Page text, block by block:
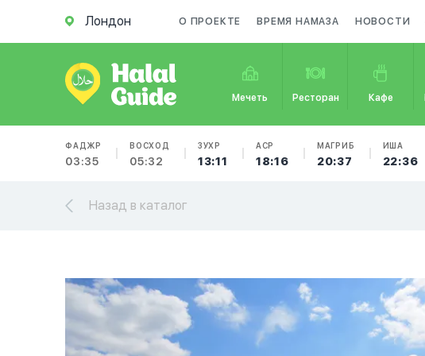
Лондон О ПРОЕКТЕ ВРЕМЯ НАМАЗА НОВОСТИ
Мечеть Ресторан Кафе
ФАДЖР
03:35
ВОСХОД
05:32
ЗУХР
13:11
АСР
18:16
МАГРИБ
20:37
ИША
22:36
Назад в каталог